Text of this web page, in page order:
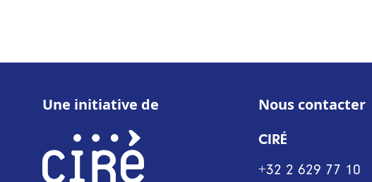
Une initiative de Nous contacter
CIRÉ
+32 2 629 77 10